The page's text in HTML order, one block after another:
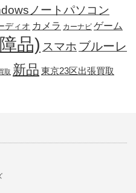
ノートパソコン
ディオ カメラ カーナビ ゲーム
品) スマホ ブルーレ
取 新品 東京23区出張買取